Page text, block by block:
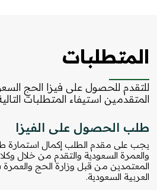
المتطلبات
للتقدم للحصول على فيزا الحج
المتقدمين استيفاء المتطلبات
طلب الحصول على الفيزا
يجب على مقدم الطلب إكمال استمارة
والعمرة السعودية والتقدم من خلال
المعتمدين من قبل وزارة الحج والعمرة
العربية السعودية.